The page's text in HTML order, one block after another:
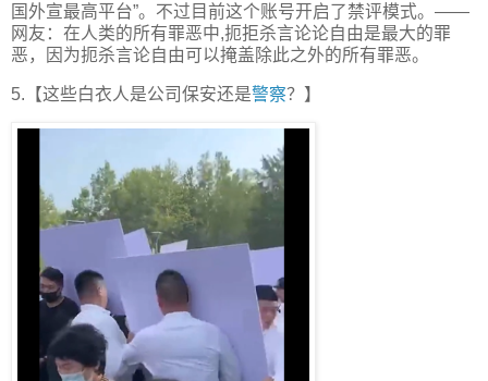
国外宣最高平台”。不过目前这个账号开启了禁评模式。——
网友：在人类的所有罪恶中,扼拒杀言论论自由是最大的罪
恶，因为扼杀言论自由可以掩盖除此之外的所有罪恶。
5.【这些白衣人是公司保安还是警察？】